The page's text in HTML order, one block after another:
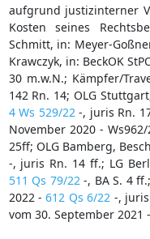
aufgrund justizinterner
Kosten seines
Schmitt, in: Meyer-
Krawczyk, in: BeckOK
30 m.w.N.; Kämpfer/
142 Rn. 14; OLG
4 Ws 529/22 -, juris Rn.
November 2020 -
25ff; OLG Bamberg,
-, juris Rn. 14 ff.; LG
511 Qs 79/22 -, BA S. 4
2022 -612 Qs 6/22 -,
vom 30. September 2021